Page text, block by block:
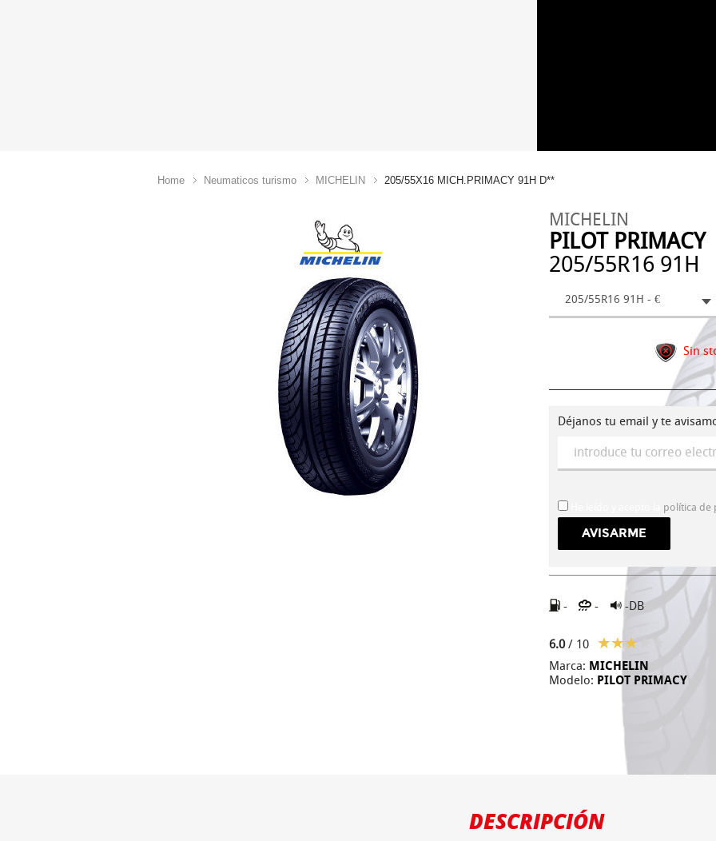
Home Neumaticos turismo MICHELIN 205/55X16 MICH.PRIMACY 91H D**
MICHELIN
PILOT PRIMACY
205/55R16 91H
205/55R16 91H - €
Sin
Déjanos tu email y te
política de
- - -DB
6.0/ 10
Marca: MICHELIN
Modelo: PILOT PRIMACY
DESCRIPCIÓN